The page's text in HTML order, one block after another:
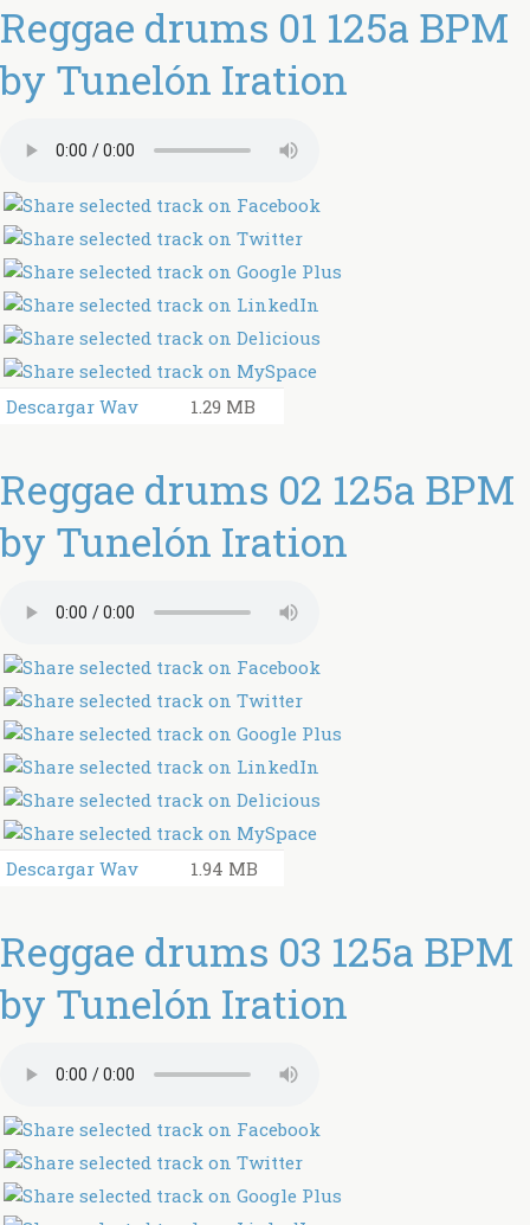
Reggae drums 01 125a BPM
by Tunelón Iration
Descargar Wav 1.29 MB
Reggae drums 02 125a BPM
by Tunelón Iration
Descargar Wav 1.94 MB
Reggae drums 03 125a BPM
by Tunelón Iration